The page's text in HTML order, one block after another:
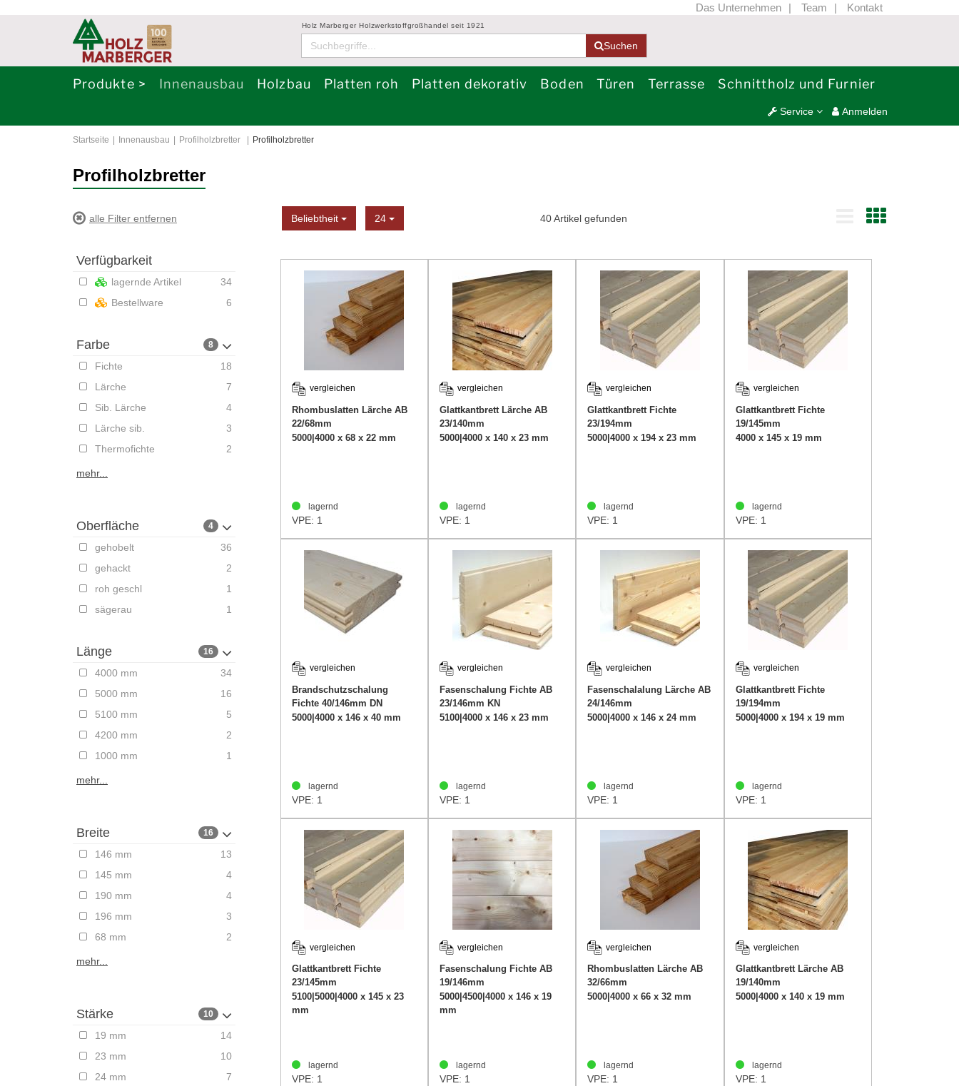
Das Unternehmen Team Kontakt
Holz Marberger Holzwerkstoffgroßhandel seit 1921
Suchen
Produkte > Innenausbau Holzbau Platten roh Platten dekorativ Boden Türen Terrasse Schnittholz und Furnier
Anmelden
Service
Startseite Innenausbau Profilholzbretter Profilholzbretter
Profilholzbretter
alle Filter entfernen
Verfügbarkeit
lagernde Artikel
34
Bestellware
6
Farbe 8
Fichte
18
Lärche
7
Sib. Lärche
4
Lärche sib.
3
Thermofichte
2
mehr...
Oberfläche 4
gehobelt
36
gehackt
2
roh geschl
1
sägerau
1
Länge 16
4000 mm
34
5000 mm
16
5100 mm
5
4200 mm
2
1000 mm
1
mehr...
Breite 16
146 mm
13
145 mm
4
190 mm
4
196 mm
3
68 mm
2
mehr...
Stärke 10
19 mm
14
23 mm
10
24 mm
7
Beliebtheit Sortierung
24 Anzeige 40Artikel gefunden
vergleichen
Rhombuslatten Lärche AB
22/68mm
5000|4000 x 68 x 22 mm
lagernd
VPE: 1
vergleichen
Glattkantbrett Lärche AB
23/140mm
5000|4000 x 140 x 23 mm
lagernd
VPE: 1
vergleichen
Glattkantbrett Fichte
23/194mm
5000|4000 x 194 x 23 mm
lagernd
VPE: 1
vergleichen
Glattkantbrett Fichte
19/145mm
4000 x 145 x 19 mm
lagernd
VPE: 1
vergleichen
Brandschutzschalung
Fichte 40/146mm DN
5000|4000 x 146 x 40 mm
lagernd
VPE: 1
vergleichen
Fasenschalung Fichte AB
23/146mm KN
5100|4000 x 146 x 23 mm
lagernd
VPE: 1
vergleichen
Fasenschalalung Lärche AB
24/146mm
5000|4000 x 146 x 24 mm
lagernd
VPE: 1
vergleichen
Glattkantbrett Fichte
19/194mm
5000|4000 x 194 x 19 mm
lagernd
VPE: 1
vergleichen
Glattkantbrett Fichte
23/145mm
5100|5000|4000 x 145 x 23
mm
lagernd
VPE: 1
vergleichen
Fasenschalung Fichte AB
19/146mm
Entlastungsnuten KN
5000|4500|4000 x 146 x 19
mm
lagernd
VPE: 1
vergleichen
Rhombuslatten Lärche AB
32/66mm
5000|4000 x 66 x 32 mm
lagernd
VPE: 1
vergleichen
Glattkantbrett Lärche AB
19/140mm
5000|4000 x 140 x 19 mm
lagernd
VPE: 1